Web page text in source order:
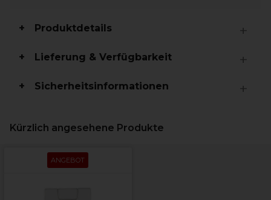
Produktdetails
Lieferung & Verfügbarkeit
Sicherheitsinformationen
Kürzlich angesehene Produkte
ANGEBOT